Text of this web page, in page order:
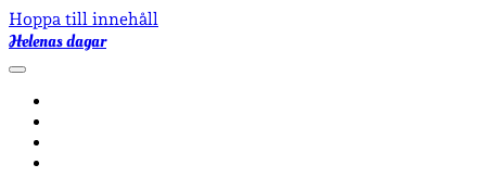
Hoppa till innehåll
Helenas dagar
öppna